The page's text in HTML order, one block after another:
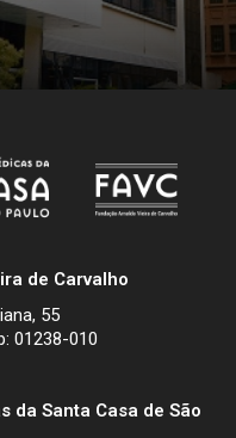
de Carvalho
55
01238-010
da Santa Casa de São